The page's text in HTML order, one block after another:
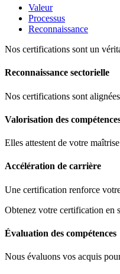
Valeur
Processus
Reconnaissance
Nos certifications sont un
Reconnaissance sectorielle
Nos certifications sont
Valorisation des
Elles attestent de votre
Accélération de carrière
Une certification renforce
Obtenez votre certification en
Évaluation des compétences
Nous évaluons vos acquis